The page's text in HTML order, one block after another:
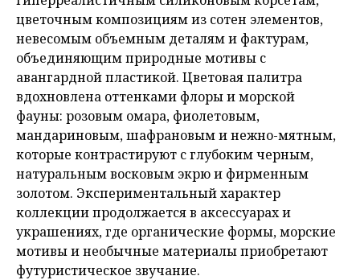
цветочным композициям из сотен элементов,
невесомым объемным деталям и фактурам,
объединяющим природные мотивы с
авангардной пластикой. Цветовая палитра
вдохновлена оттенками флоры и морской
фауны: розовым омара, фиолетовым,
мандариновым, шафрановым и нежно-мятным,
которые контрастируют с глубоким черным,
натуральным восковым экрю и фирменным
золотом. Экспериментальный характер
коллекции продолжается в аксессуарах и
украшениях, где органические формы, морские
мотивы и необычные материалы приобретают
футуристическое звучание.